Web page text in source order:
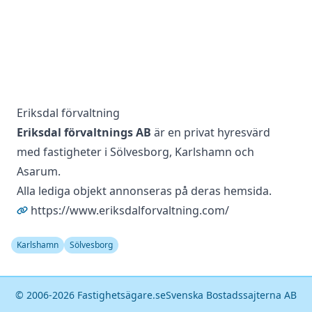
Eriksdal förvaltning
Eriksdal förvaltnings AB är en privat hyresvärd
med fastigheter i Sölvesborg, Karlshamn och
Asarum.
Alla lediga objekt annonseras på deras hemsida.
https://www.eriksdalforvaltning.com/
Karlshamn Sölvesborg
© 2006-2026 Fastighetsägare.seSvenska Bostadssajterna AB